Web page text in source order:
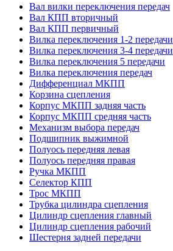
Вал вилки переключения передач
Вал КПП вторичный
Вал КПП первичный
Вилка переключения 1-2 передачи
Вилка переключения 3-4 передачи
Вилка переключения 5 передачи
Вилка переключения передач
Дифференциал МКПП
Корзина сцепления
Корпус МКПП задняя часть
Корпус МКПП средняя часть
Механизм выбора передач
Подшипник выжимной
Полуось передняя левая
Полуось передняя правая
Ручка МКПП
Селектор КПП
Трос МКПП
Трубка цилиндра сцепления
Цилиндр сцепления главный
Цилиндр сцепления рабочий
Шестерня задней передачи